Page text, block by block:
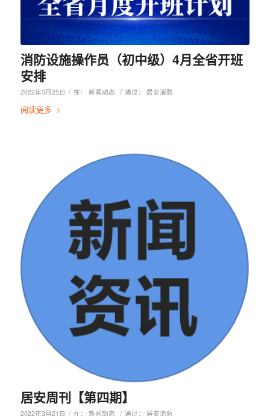
消防设施操作员（初中级）4月全省开班
安排
2022年3月25日 / 在： 新闻动态 / 通过： 居安消防
阅读更多
居安周刊【第四期】
2022年3月21日 / 在： 新闻动态 / 通过： 居安消防